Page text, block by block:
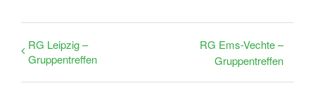
RG Leipzig –
Gruppentreffen
RG Ems-Vechte –
Gruppentreffen